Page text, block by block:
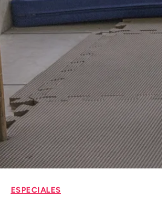
Género
Sobremesa
FORMATOS
Entrevistas
Opinión
Biblioterapia
Cartas y réplicas
APÓYANOS
ESPECIALES